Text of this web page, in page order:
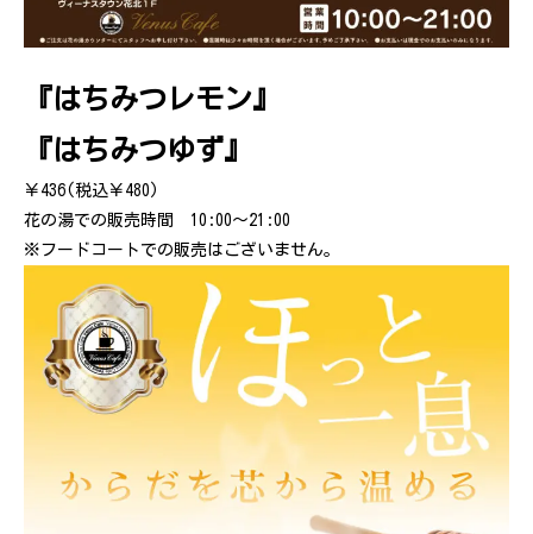
『はちみつレモン』
『はちみつゆず』
￥436(税込￥480)
花の湯での販売時間 10:00～21:00
※フードコートでの販売はございません。